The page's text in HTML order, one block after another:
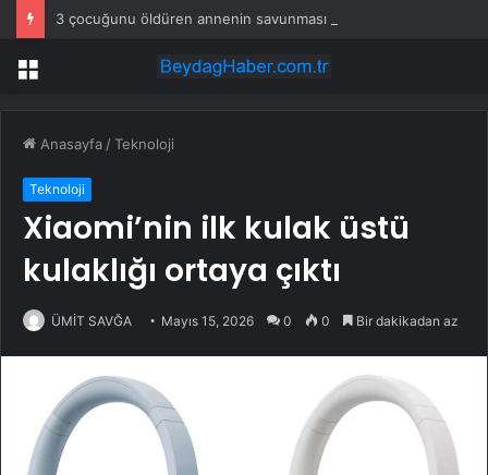
3 çocuğunu öldüren annenin savunması pes dedirtti
Menü
Anasayfa /Teknoloji
Teknoloji
Xiaomi’nin ilk kulak üstü
kulaklığı ortaya çıktı
ÜMİT SAVĞA Mayıs 15, 2026 0 0 Bir dakikadan az